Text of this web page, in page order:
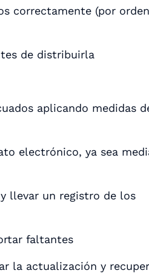
correctamente (por orden
de distribuirla
aplicando medidas
electrónico, ya sea
llevar un registro de los
faltantes
la actualización y